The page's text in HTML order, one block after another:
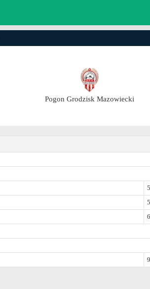
Pogon Grodzisk Mazowiecki